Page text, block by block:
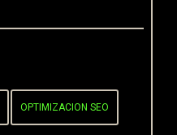
OPTIMIZACION SEO